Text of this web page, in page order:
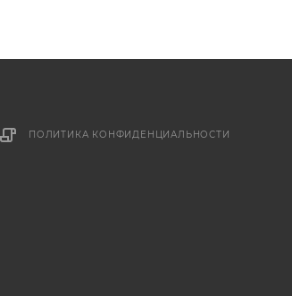
ПОЛИТИКА КОНФИДЕНЦИАЛЬНОСТИ